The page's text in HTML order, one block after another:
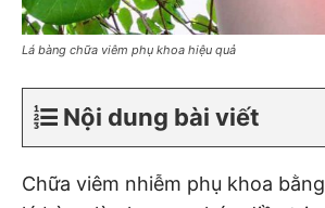
Lá bàng chữa viêm phụ khoa hiệu quả
Nội dung bài viết
Chữa viêm nhiễm phụ khoa bằng